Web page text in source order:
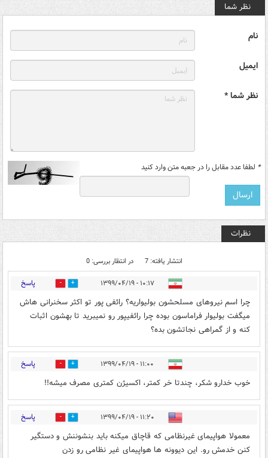
نظر شما
نام
ایمیل
نظر شما *
* لطفا عدد مقابل را در جعبه متن وارد کنید
نظرات
انتشار یافته: 7 در انتظار بررسی: 0
۱۰:۱۷ - ۱۳۹۹/۰۴/۱۹ 3 پاسخ
چرا اسم نیروهای مسلحشون بولیواریه؟ رائفی پور تو اکثر سخنرانی هاش
میگفت بولیوار فراماسون بوده چرا رائفیپور رو نمیبرید تا بهشون اثبات
کنه و از گمراهی نجاتشون بده؟
۱۱:۰۰ - ۱۳۹۹/۰۴/۱۹ 7 پاسخ
خوب خدارو شکر، چندتا خر کمتر، اکسیژن کمتری مصرف میشه!!
۱۱:۲۰ - ۱۳۹۹/۰۴/۱۹ 1 پاسخ
معمولا هواپیمای غیرنظامی که قاچاق میکنه باید بنشوننش و دستگیر
کنن خدمش رو. این دیوونه ها هواپیمای غیر نظامی رو زدن